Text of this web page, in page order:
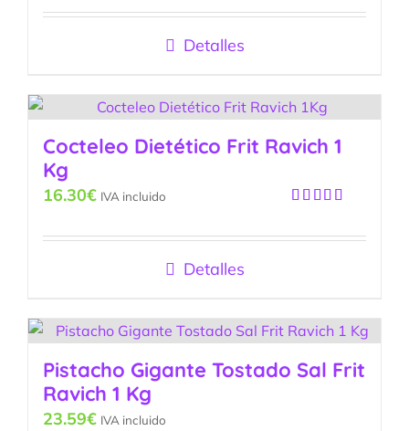
5
Detalles
Cocteleo Dietético Frit Ravich 1
Kg
5
16.30€ IVA incluido
Detalles
Pistacho Gigante Tostado Sal Frit
Ravich 1 Kg
23.59€ IVA incluido